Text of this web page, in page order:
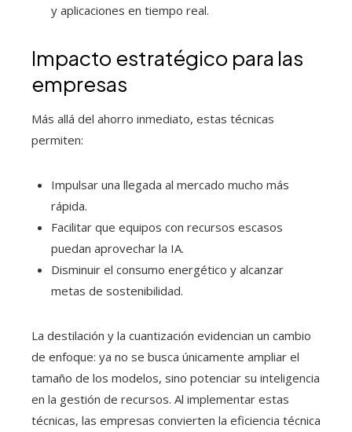
y aplicaciones en tiempo real.
Impacto estratégico para las
empresas
Más allá del ahorro inmediato, estas técnicas
permiten:
Impulsar una llegada al mercado mucho más
rápida.
Facilitar que equipos con recursos escasos
puedan aprovechar la IA.
Disminuir el consumo energético y alcanzar
metas de sostenibilidad.
La destilación y la cuantización evidencian un cambio
de enfoque: ya no se busca únicamente ampliar el
tamaño de los modelos, sino potenciar su inteligencia
en la gestión de recursos. Al implementar estas
técnicas, las empresas convierten la eficiencia técnica